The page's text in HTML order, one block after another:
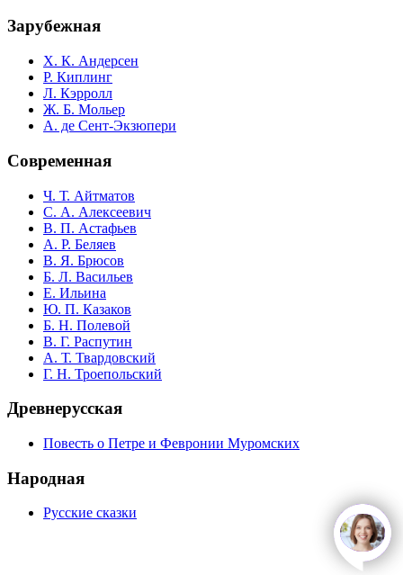
Зарубежная
Х. К. Андерсен
Р. Киплинг
Л. Кэрролл
Ж. Б. Мольер
А. де Сент-Экзюпери
Современная
Ч. Т. Айтматов
С. А. Алексеевич
В. П. Астафьев
А. Р. Беляев
В. Я. Брюсов
Б. Л. Васильев
Е. Ильина
Ю. П. Казаков
Б. Н. Полевой
В. Г. Распутин
А. Т. Твардовский
Г. Н. Троепольский
Древнерусская
Повесть о Петре и Февронии Муромских
Народная
Русские сказки
open